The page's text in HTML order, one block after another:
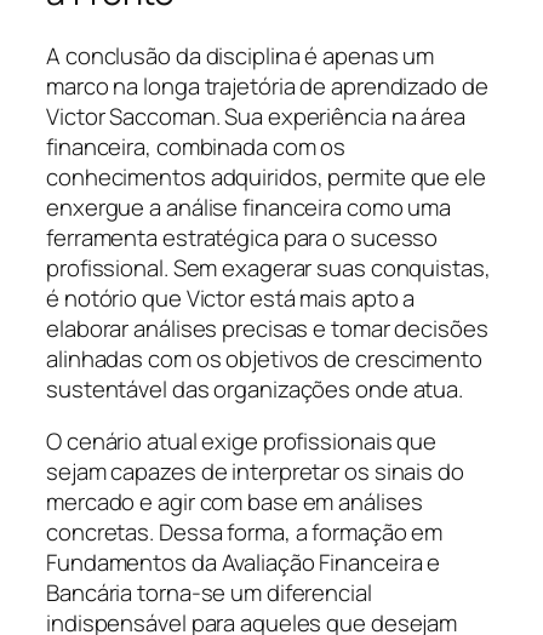
A conclusão da disciplina é apenas um
marco na longa trajetória de aprendizado de
Victor Saccoman. Sua experiência na área
financeira, combinada com os
conhecimentos adquiridos, permite que ele
enxergue a análise financeira como uma
ferramenta estratégica para o sucesso
profissional. Sem exagerar suas conquistas,
é notório que Victor está mais apto a
elaborar análises precisas e tomar decisões
alinhadas com os objetivos de crescimento
sustentável das organizações onde atua.
O cenário atual exige profissionais que
sejam capazes de interpretar os sinais do
mercado e agir com base em análises
concretas. Dessa forma, a formação em
Fundamentos da Avaliação Financeira e
Bancária torna-se um diferencial
indispensável para aqueles que desejam